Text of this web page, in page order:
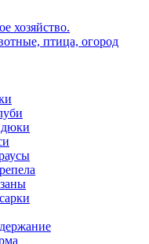
хозяйство.
птица, огород